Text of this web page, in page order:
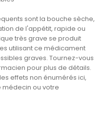
sont la bouche sèche,
de l'appétit, rapide ou
très grave se produit
utilisant ce médicament
graves. Tournez-vous
pour plus de détails.
effets non énumérés ici,
ou votre